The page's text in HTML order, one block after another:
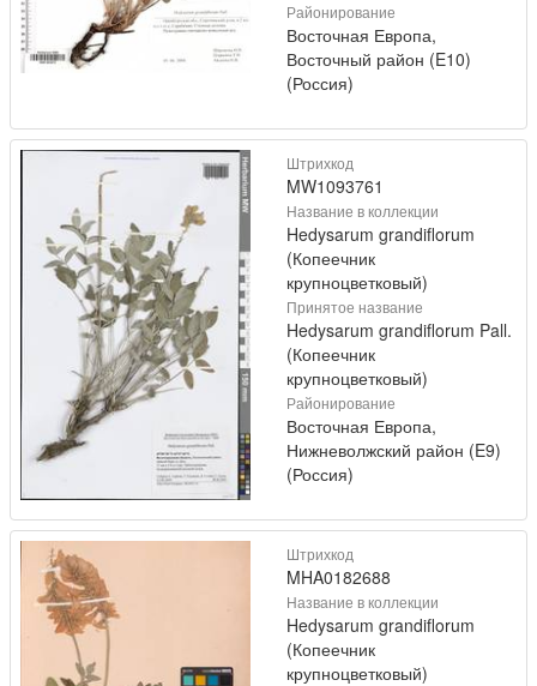
Районирование
Восточная Европа,
Восточный район (E10)
(Россия)
Штрихкод
MW1093761
Название в коллекции
Hedysarum grandiflorum
(Копеечник
крупноцветковый)
Принятое название
Hedysarum grandiflorum Pall.
(Копеечник
крупноцветковый)
Районирование
Восточная Европа,
Нижневолжский район (E9)
(Россия)
Штрихкод
MHA0182688
Название в коллекции
Hedysarum grandiflorum
(Копеечник
крупноцветковый)